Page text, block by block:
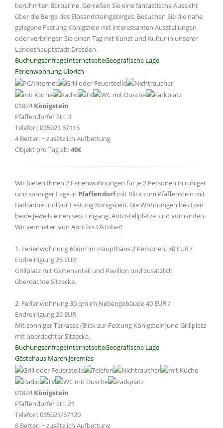
berühmten Barbarine. Genießen Sie eine fantastische Aussicht
über die Berge des Elbsandsteingebirges. Besuchen Sie die nahe
gelegene Festung Königstein mit interessanten Ausstellungen
oder verbringen Sie einen Tag mit Kunst und Kultur in unserer
Landeshauptstadt Dresden.
BuchungsanfrageInternetseiteGeografische Lage
Ferienwohnung Ulbrich
01824 Königstein
Pfaffendorfer Str. 3
Telefon: 035021 67115
4 Betten + zusätzlich Aufbettung
Objekt pro Tag ab:40€
Wir bieten Ihnen 2 Ferienwohnungen für je 2 Personen in ruhiger
und sonniger Lage in Pfaffendorfmit Blick zum Pfaffenstein mit
Barbarine und zur Festung Königstein. Die Wohnungen besitzen
beide jeweils einen sep. Eingang. Autostellplätze sind vorhanden.
Wir vermieten von April bis Oktober!
1. Ferienwohnung 60qm im Haupthaus 2 Personen, 50 EUR /
Endreinigung 25 EUR
Grillplatz mit Gartenanteil und Pavillon und zusätzlich
überdachte Sitzecke.
2. Ferienwohnung 30 qm im Nebengebäude 40 EUR /
Endreinigung 25 EUR
Mit sonniger Terrasse (Blick zur Festung Königstein)und Grillplatz
mit überdachter Sitzecke.
BuchungsanfrageInternetseiteGeografische Lage
Gästehaus Maren Jeremias
01824 Königstein
Pfaffendorfer Str. 21
Telefon: 035021/67120
8 Betten + zusätzlich Aufbettung